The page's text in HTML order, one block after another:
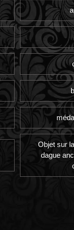
Objet sur
dague